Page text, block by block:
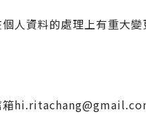
人資料的處理上有重大